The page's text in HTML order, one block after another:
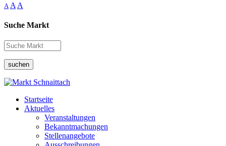
A A A
Suche Markt
suchen
Startseite
Aktuelles
Veranstaltungen
Bekanntmachungen
Stellenangebote